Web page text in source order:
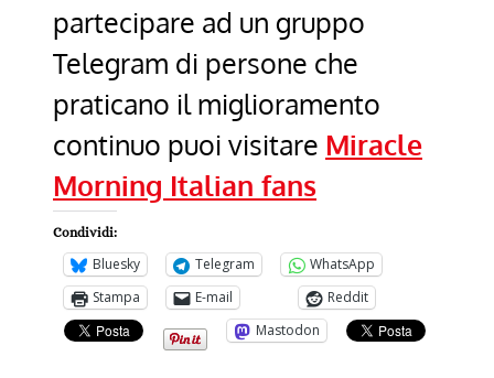
partecipare ad un gruppo
Telegram di persone che
praticano il miglioramento
continuo puoi visitare Miracle
Morning Italian fans
Condividi:
Bluesky Telegram
WhatsApp
Stampa
E-mail
Reddit
Mastodon